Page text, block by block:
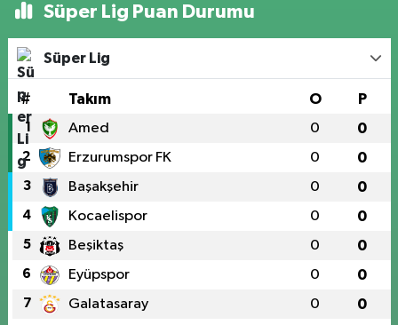
Süper Lig Puan Durumu
Süper Lig
# Takım O P
1 Amed 0 0
2 Erzurumspor FK 0 0
3 Başakşehir 0 0
4 Kocaelispor 0 0
5 Beşiktaş 0 0
6 Eyüpspor 0 0
7 Galatasaray 0 0